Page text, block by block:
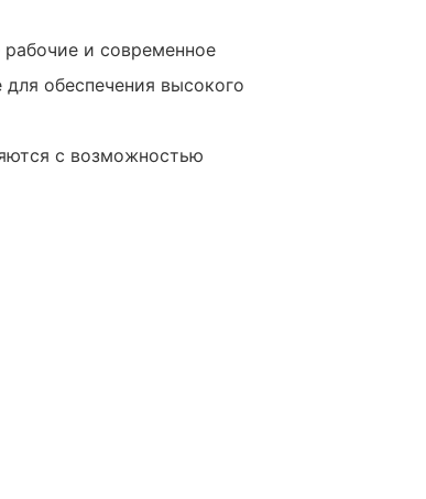
и современное
обеспечения высокого
с возможностью